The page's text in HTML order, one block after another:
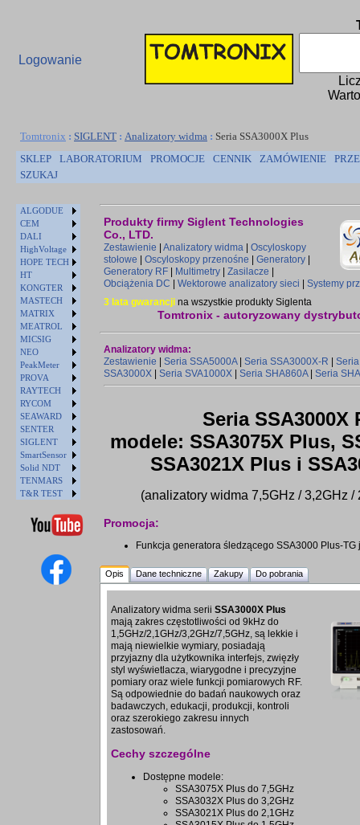
Logowanie
Tomtronix : SIGLENT : Analizatory widma : Seria SSA3000X Plus
SKLEP
LABORATORIUM PROMOCJE CENNIK ZAMÓWIENIE
SZUKAJ
ALGODUE
CEM
DALI
HighVoltage
HOPE TECH
HT
KONGTER
MASTECH
MATRIX
MEATROL
MICSIG
NEO
PeakMeter
PROVA
RAYTECH
RYCOM
SEAWARD
SENTER
SIGLENT
SmartSensor
Solid NDT
TENMARS
T&R TEST
Produkty firmy Siglent Technologies
Co., LTD.
Zestawienie Analizatory widma
Oscyloskopy
stołowe
Oscyloskopy przenośne Generatory
Generatory RF
Multimetry Zasilacze
Obciążenia DC
Wektorowe analizatory sieci
Systemy
3 lata gwarancji na wszystkie produkty Siglenta
Tomtronix - autoryzowany
Analizatory widma:
Zestawienie
Seria SSA5000A| Seria SSA3000X-R
SSA3000X
Seria SVA1000X Seria SHA860A| Seria
Seria SSA3000X
modele: SSA3075X Plus,
SSA3021X Plus i
(analizatory widma 7,5GHz / 3,2GHz /
Promocja:
Funkcja generatora śledzącego SSA3000 Plus-TG
Opis Dane techniczne Zakupy Do pobrania
Analizatory widma serii SSA3000X Plus
mają zakres częstotliwości od 9kHz do
1,5GHz/2,1GHz/3,2GHz/7,5GHz, są lekkie i
mają niewielkie wymiary, posiadają
przyjazny dla użytkownika interfejs, zwięzły
styl wyświetlacza, wiarygodne i precyzyjne
pomiary oraz wiele funkcji pomiarowych RF.
Są odpowiednie do badań naukowych oraz
badawczych, edukacji, produkcji, kontroli
oraz szerokiego zakresu innych
zastosowań.
Cechy szczególne
Dostępne modele:
SSA3075X Plus do 7,5GHz
SSA3032X Plus do 3,2GHz
SSA3021X Plus do 2,1GHz